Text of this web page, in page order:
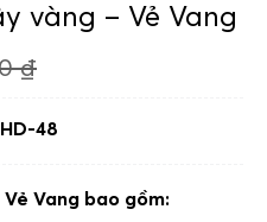
vàng – Vẻ Vang
₫
48
Vang bao gồm: